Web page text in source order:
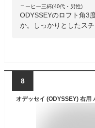
コーヒー三杯(40代・男性)
ODYSSEYのロフト角3
か。しっかりとしたス
8